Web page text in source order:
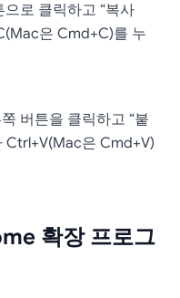
로 클릭하고 “복사
은 Cmd+C)를 누
버튼을 클릭하고 “붙
Ctrl+V(Mac은 Cmd+V)
확장 프로그